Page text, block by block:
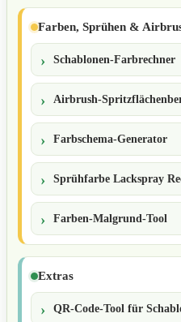
Farben, Sprühen &
Schablonen-Farbrechner
Airbrush-
Farbschema-Generator
Sprühfarbe Lackspray
Farben-Malgrund-Tool
Extras
QR-Code-Tool für